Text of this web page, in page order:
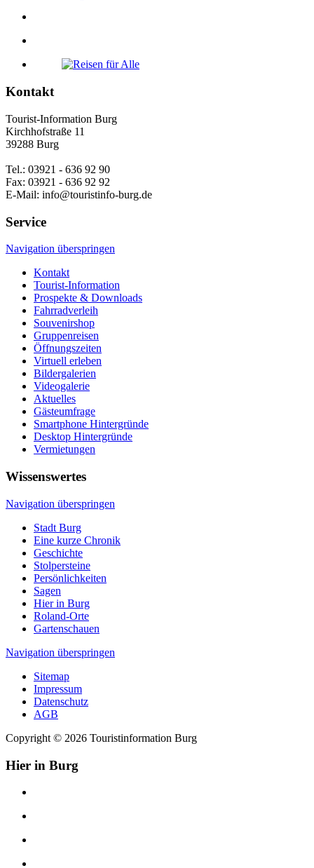
Kontakt
Tourist-Information Burg
Kirchhofstraße 11
39288 Burg
Tel.: 03921 - 636 92 90
Fax: 03921 - 636 92 92
E-Mail: info@touristinfo-burg.de
Service
Navigation überspringen
Kontakt
Tourist-Information
Prospekte & Downloads
Fahrradverleih
Souvenirshop
Gruppenreisen
Öffnungszeiten
Virtuell erleben
Bildergalerien
Videogalerie
Aktuelles
Gästeumfrage
Smartphone Hintergründe
Desktop Hintergründe
Vermietungen
Wissenswertes
Navigation überspringen
Stadt Burg
Eine kurze Chronik
Geschichte
Stolpersteine
Persönlichkeiten
Sagen
Hier in Burg
Roland-Orte
Gartenschauen
Navigation überspringen
Sitemap
Impressum
Datenschutz
AGB
Copyright © 2026 Touristinformation Burg
Hier in Burg